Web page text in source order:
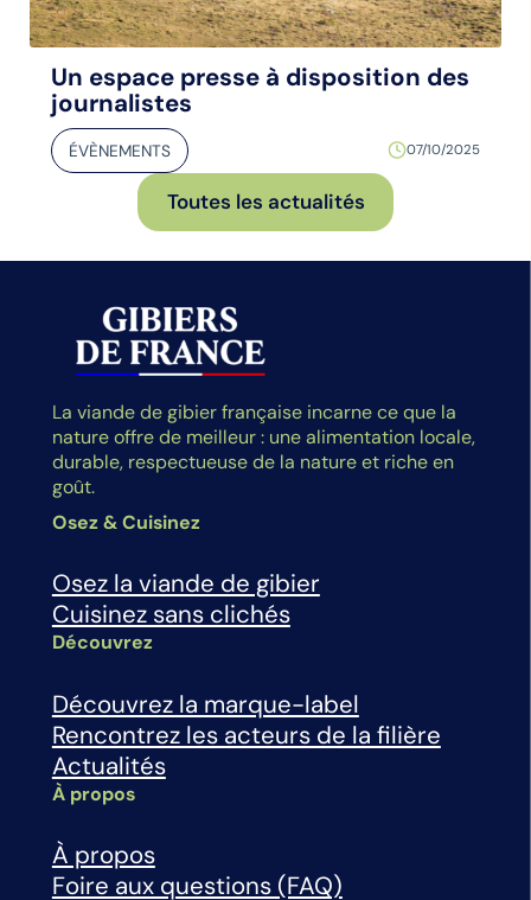
Un espace presse à disposition des
journalistes
ÉVÈNEMENTS 07/10/2025
Toutes les actualités
La viande de gibier française incarne ce que la
nature offre de meilleur : une alimentation locale,
durable, respectueuse de la nature et riche en
goût.
Osez & Cuisinez
Osez la viande de gibier
Cuisinez sans clichés
Découvrez
Découvrez la marque-label
Rencontrez les acteurs de la filière
Actualités
À propos
À propos
Foire aux questions (FAQ)